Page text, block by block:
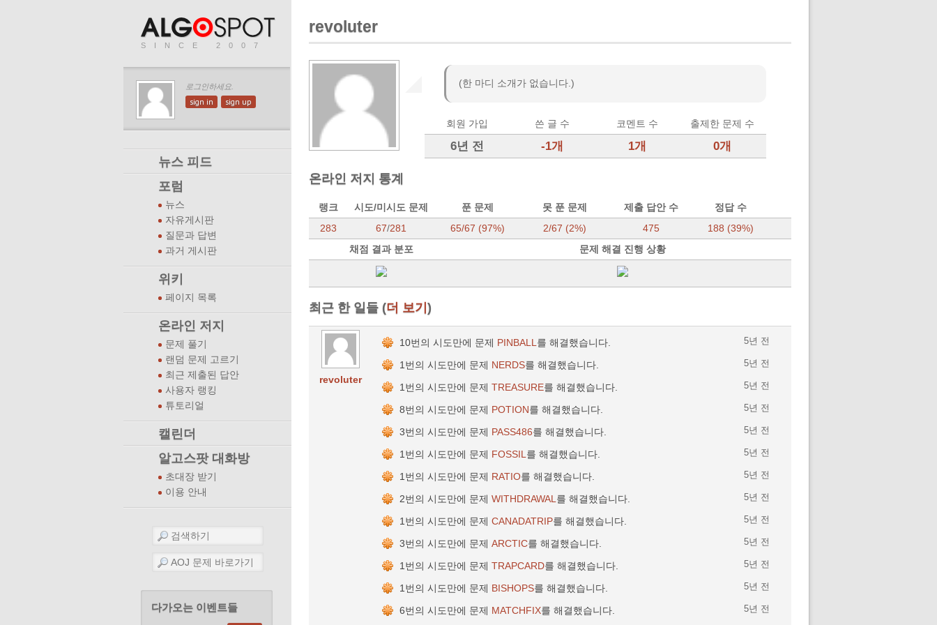
SINCE 2007
로그인하세요.
sign in sign up
뉴스 피드
포럼
뉴스
자유게시판
질문과 답변
과거 게시판
위키
페이지 목록
온라인 저지
문제 풀기
랜덤 문제 고르기
최근 제출된 답안
사용자 랭킹
튜토리얼
캘린더
알고스팟 대화방
초대장 받기
이용 안내
다가오는 이벤트들
revoluter
(한 마디 소개가 없습니다.)
회원 가입 쓴 글 수 코멘트 수 출제한 문제 수
6년 전 -1개 1개 0개
온라인 저지 통계
랭크 시도/미시도 문제 푼 문제 못 푼 문제 제출 답안 수
정답 수
283
67/281 65/67 (97%) 2/67 (2%) 475
188 (39%)
채점 결과 분포
문제 해결 진행 상황
최근 한 일들 (더 보기)
revoluter
5년 전
10번의 시도만에 문제 PINBALL를 해결했습니다.
5년 전
1번의 시도만에 문제 NERDS를 해결했습니다.
5년 전
1번의 시도만에 문제 TREASURE를 해결했습니다.
5년 전
8번의 시도만에 문제 POTION를 해결했습니다.
5년 전
3번의 시도만에 문제 PASS486를 해결했습니다.
5년 전
1번의 시도만에 문제 FOSSIL를 해결했습니다.
5년 전
1번의 시도만에 문제 RATIO를 해결했습니다.
5년 전
2번의 시도만에 문제 WITHDRAWAL를 해결했습니다.
5년 전
1번의 시도만에 문제 CANADATRIP를 해결했습니다.
5년 전
3번의 시도만에 문제 ARCTIC를 해결했습니다.
5년 전
1번의 시도만에 문제 TRAPCARD를 해결했습니다.
5년 전
1번의 시도만에 문제 BISHOPS를 해결했습니다.
5년 전
6번의 시도만에 문제 MATCHFIX를 해결했습니다.